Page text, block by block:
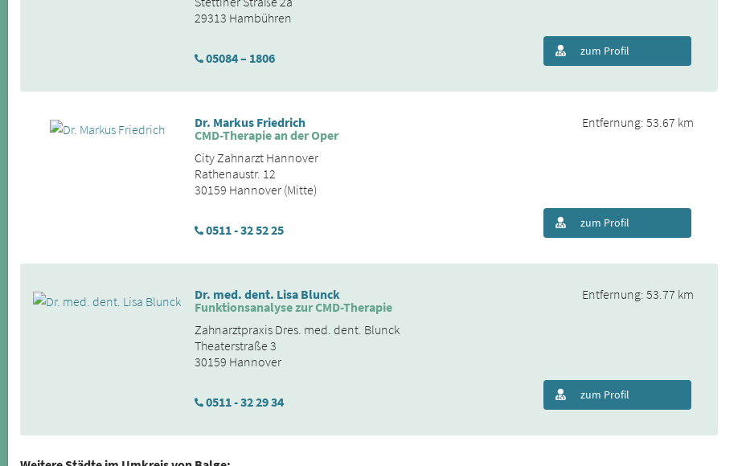
29313 Hambühren
05084 – 1806 zum Profil
Dr. Markus Friedrich
CMD-Therapie an der Oper
City Zahnarzt Hannover
Rathenaustr. 12
30159 Hannover (Mitte)
0511 - 32 52 25
Entfernung: 53.67 km
zum Profil
Dr. med. dent. Lisa Blunck
Funktionsanalyse zur CMD-Therapie
Zahnarztpraxis Dres. med. dent. Blunck
Theaterstraße 3
30159 Hannover
0511 - 32 29 34
Entfernung: 53.77 km
zum Profil